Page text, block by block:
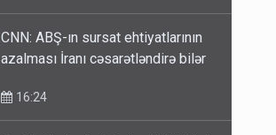
CNN: ABŞ-ın sursat ehtiyatlarının
azalması İranı cəsarətləndirə bilər
16:24